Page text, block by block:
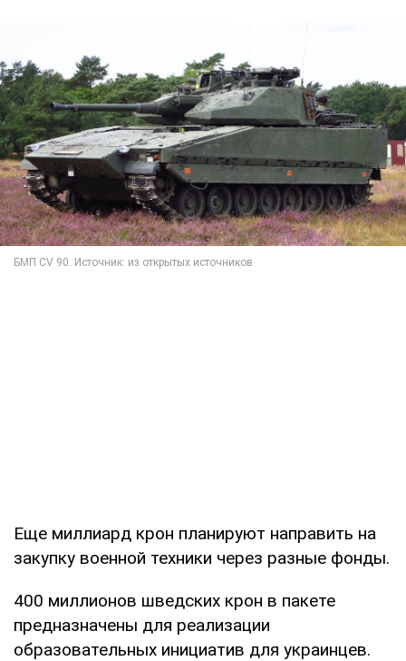
Еще миллиард крон планируют направить на
закупку военной техники через разные фонды.
400 миллионов шведских крон в пакете
предназначены для реализации
образовательных инициатив для украинцев.